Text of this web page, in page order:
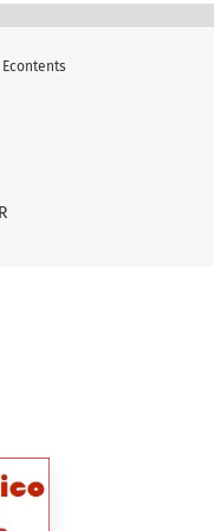
Econtents